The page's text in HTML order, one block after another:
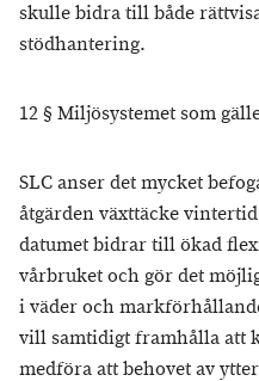
skulle bidra till både
stödhantering.
12 § Miljösystemet som
SLC anser det mycket
åtgärden växttäcke
datumet bidrar till ökad
vårbruket och gör det
i väder och
vill samtidigt framhålla att
medföra att behovet av